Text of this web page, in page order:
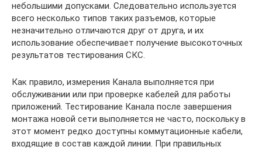
небольшими допусками. Следовательно используется
всего несколько типов таких разъемов, которые
незначительно отличаются друг от друга, и их
использование обеспечивает получение высокоточных
результатов тестирования СКС.
Как правило, измерения Канала выполняется при
обслуживании или при проверке кабелей для работы
приложений. Тестирование Канала после завершения
монтажа новой сети выполняется не часто, поскольку в
этот момент редко доступны коммутационные кабели,
входящие в состав каждой линии. При правильных